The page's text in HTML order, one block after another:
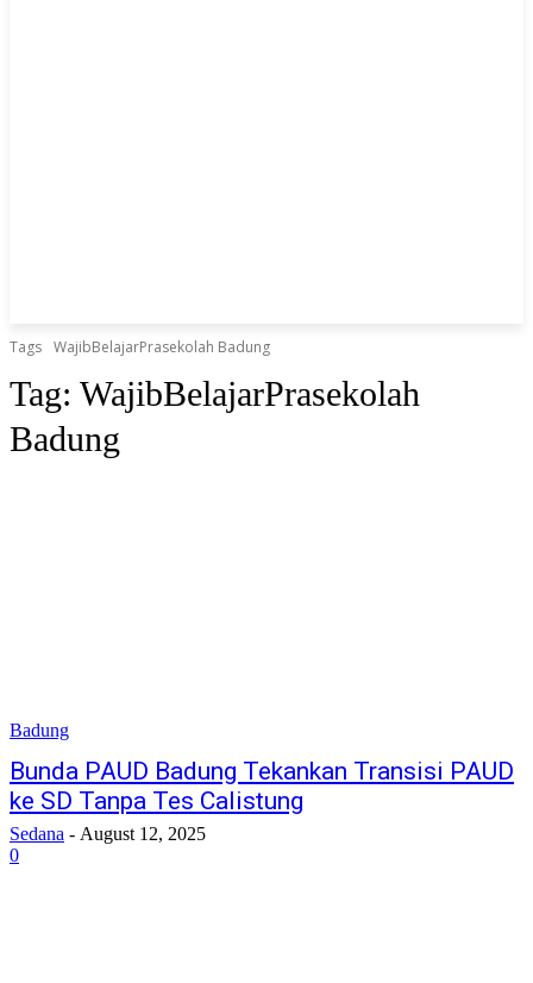
Tags WajibBelajarPrasekolah Badung
Tag: WajibBelajarPrasekolah
Badung
Badung
Bunda PAUD Badung Tekankan Transisi PAUD
ke SD Tanpa Tes Calistung
Sedana - August 12, 2025
0